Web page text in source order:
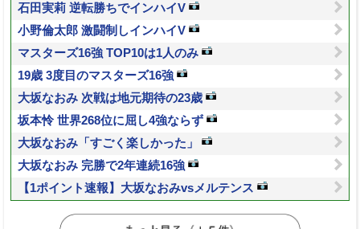
石田実莉 逆転勝ちでインハイV
小野倫太郎 激闘制しインハイV
マスターズ16強 TOP10は1人のみ
19歳 3度目のマスターズ16強
大坂なおみ 次戦は地元期待の23歳
坂本怜 世界268位に屈し4強ならず
大坂なおみ「すごく楽しかった」
大坂なおみ 完勝で2年連続16強
【1ポイント速報】大坂なおみvsメルテンス